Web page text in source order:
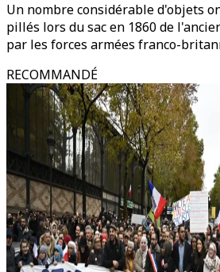
Un nombre considérable d'objets
pillés lors du sac en 1860 de
par les forces armées franco-
RECOMMANDÉ